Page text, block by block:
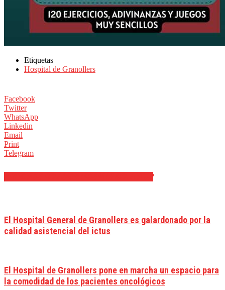
Etiquetas
Hospital de Granollers
Facebook
Twitter
WhatsApp
Linkedin
Email
Print
Telegram
El Hospital General de Granollers es galardonado por la
calidad asistencial del ictus
El Hospital de Granollers pone en marcha un espacio para
la comodidad de los pacientes oncológicos